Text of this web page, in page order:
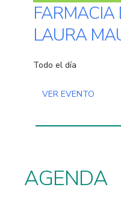
FARMACIA
LAURA
Todo el día
VER EVENTO
AGENDA